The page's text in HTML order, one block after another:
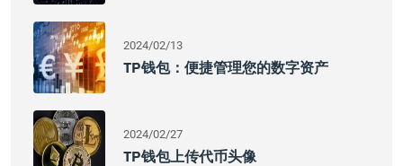
2024/02/13
TP钱包：便捷管理您的数字资产
2024/02/27
TP钱包上传代币头像